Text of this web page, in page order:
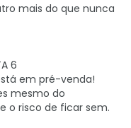
mais do que nunca
6
em pré-venda!
mesmo do
o risco de ficar sem.